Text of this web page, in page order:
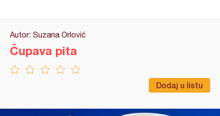
Autor: Suzana Orlović
Dodaj u listu
Čupava pita